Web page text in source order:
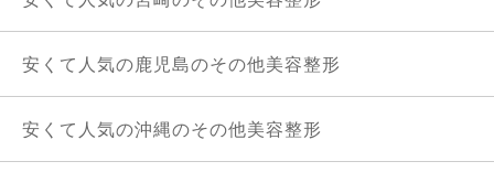
安くて人気の鹿児島のその他美容整形
安くて人気の沖縄のその他美容整形